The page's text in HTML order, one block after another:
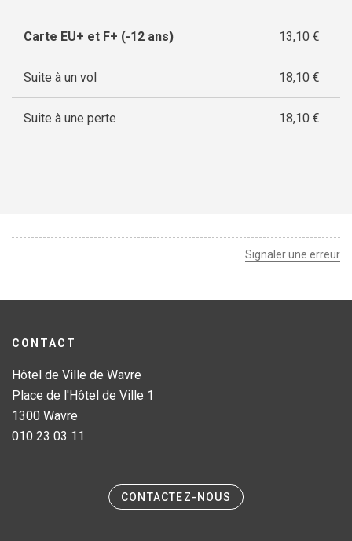
Carte EU+ et F+ (-12 ans) 13,10 €
Suite à un vol 18,10 €
Suite à une perte 18,10 €
Signaler une erreur
CONTACT
Hôtel de Ville de Wavre
Place de l'Hôtel de Ville 1
1300 Wavre
010 23 03 11
CONTACTEZ-NOUS